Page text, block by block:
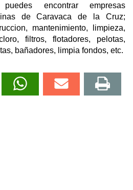
encontrar empresas
de Caravaca de la Cruz;
mantenimiento, limpieza,
filtros, flotadores, pelotas,
bañadores, limpia fondos, etc.